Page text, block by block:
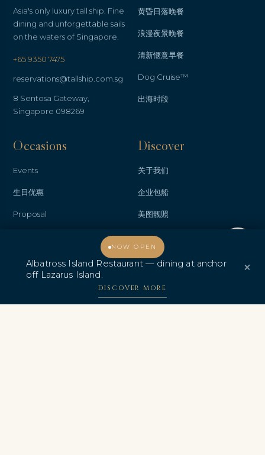
NOW OPEN
Albatross Island Restaurant — dining at anchor
off Lazarus Island.
DISCOVER MORE
×
Asia's only luxury tall ship. Fine
dining and unforgettable sails
on the waters of Singapore.
+65 9350 7475
reservations@tallship.com.sg
8 Sentosa Gateway,
Singapore 098269
黄昏日落晚餐
浪漫夜景晚餐
清新惬意早餐
Dog Cruise™
出海时段
Occasions
Events
生日优惠
Proposal
热销优惠
Discover
关于我们
企业包船
美图靓照
礼品
联系我们
欢迎光临，我能为您提供什么帮助？